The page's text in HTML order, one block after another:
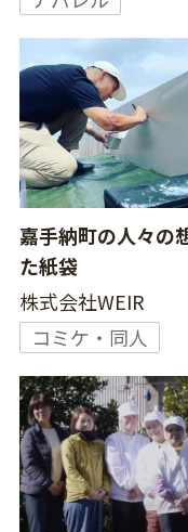
嘉手納町の人々の
た紙袋
株式会社WEIR
コミケ・同人